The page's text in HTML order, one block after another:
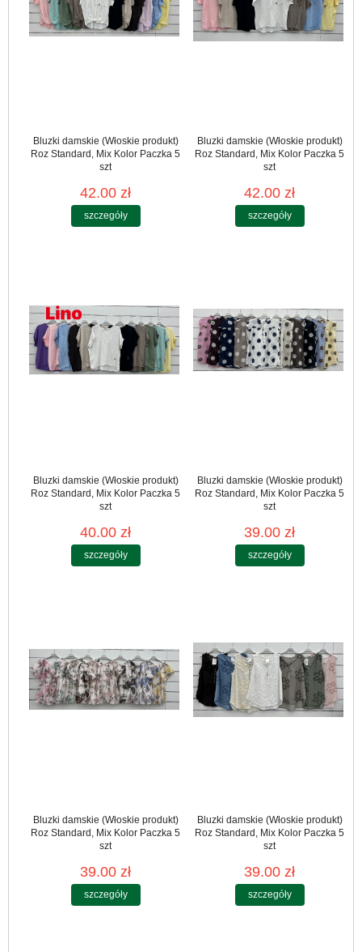
Bluzki damskie (Włoskie produkt)
Roz Standard, Mix Kolor Paczka 5
szt
42.00 zł
szczegóły
Bluzki damskie (Włoskie produkt)
Roz Standard, Mix Kolor Paczka 5
szt
42.00 zł
szczegóły
Bluzki damskie (Włoskie produkt)
Roz Standard, Mix Kolor Paczka 5
szt
40.00 zł
szczegóły
Bluzki damskie (Włoskie produkt)
Roz Standard, Mix Kolor Paczka 5
szt
39.00 zł
szczegóły
Bluzki damskie (Włoskie produkt)
Roz Standard, Mix Kolor Paczka 5
szt
39.00 zł
szczegóły
Bluzki damskie (Włoskie produkt)
Roz Standard, Mix Kolor Paczka 5
szt
39.00 zł
szczegóły